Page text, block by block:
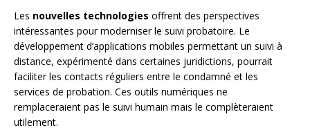
Les nouvelles technologies offrent des perspectives
intéressantes pour moderniser le suivi probatoire. Le
développement d’applications mobiles permettant un suivi à
distance, expérimenté dans certaines juridictions, pourrait
faciliter les contacts réguliers entre le condamné et les
services de probation. Ces outils numériques ne
remplaceraient pas le suivi humain mais le complèteraient
utilement.